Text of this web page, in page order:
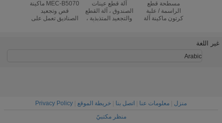
MEC-B5070 ماكينة
قص وتجعيد
الصناديق تعمل على
آلة قطع عينات
الصندوق ، آلة القطع
والتجعيد المتذبذبة ،
مسطحة قطع
الراسمة / علبة
كرتون ماكينة آلة
، قاطع
الرقمي
غير اللغة
Arabic
منزل معلومات عنا اتصل بنا خريطة الموقع
Privacy Policy
منظر مكتبيّ